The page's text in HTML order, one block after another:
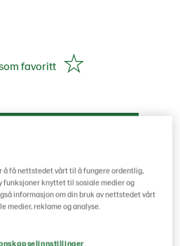
favoritt
få nettstedet vårt til å fungere ordentlig,
funksjoner knyttet til sosiale medier og
informasjon om din bruk av nettstedet vårt
medier, reklame og analyse.